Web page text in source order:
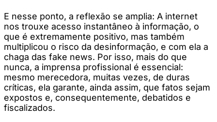
E nesse ponto, a reflexão se amplia: A internet
nos trouxe acesso instantâneo à informação, o
que é extremamente positivo, mas também
multiplicou o risco da desinformação, e com ela a
chaga das fake news. Por isso, mais do que
nunca, a imprensa profissional é essencial:
mesmo merecedora, muitas vezes, de duras
críticas, ela garante, ainda assim, que fatos sejam
expostos e, consequentemente, debatidos e
fiscalizados.